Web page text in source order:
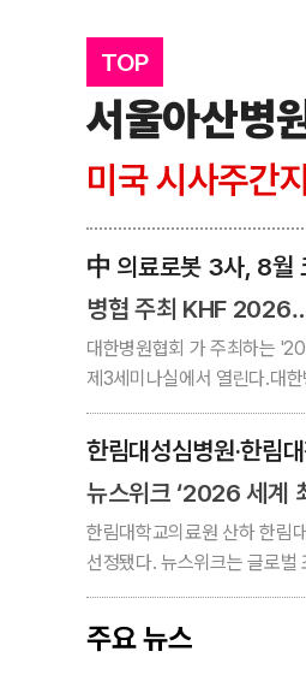
TOP
서울아산병
미국 시사주간
中 의료로봇 3사, 8월
병협 주최 KHF
대한병원협회 가 주최하는
제3세미나실에서 열린다.대
한림대성심병원·한림
뉴스위크 ‘2026 세계
한림대학교의료원 산하 한림
선정됐다. 뉴스위크는 글로벌
주요 뉴스